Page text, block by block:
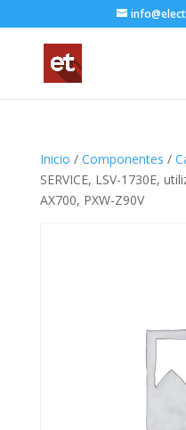
Inicio / Componentes /
SERVICE, LSV-1730E,
AX700, PXW-Z90V